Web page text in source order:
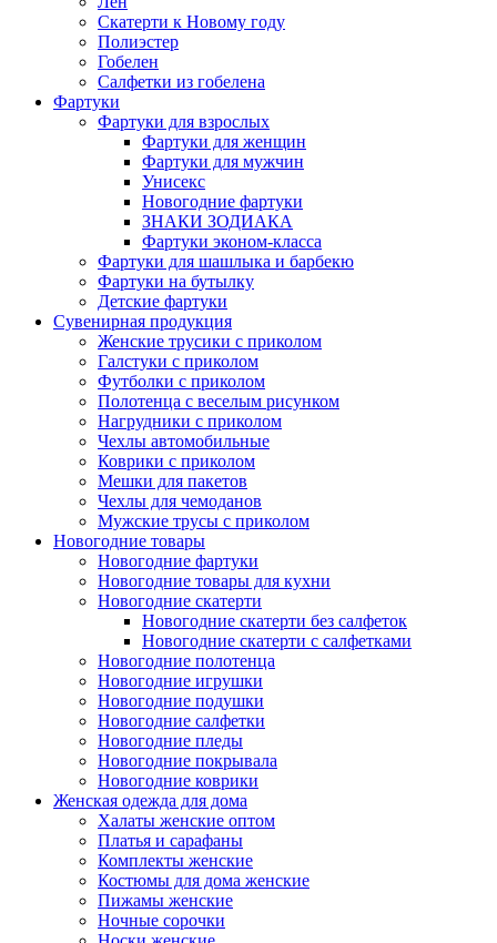
Скатерти к Новому году
Полиэстер
Гобелен
Салфетки из гобелена
Фартуки
Фартуки для взрослых
Фартуки для женщин
Фартуки для мужчин
Унисекс
Новогодние фартуки
ЗНАКИ ЗОДИАКА
Фартуки эконом-класса
Фартуки для шашлыка и барбекю
Фартуки на бутылку
Детские фартуки
Сувенирная продукция
Женские трусики с приколом
Галстуки с приколом
Футболки с приколом
Полотенца с веселым рисунком
Нагрудники с приколом
Чехлы автомобильные
Коврики с приколом
Мешки для пакетов
Чехлы для чемоданов
Мужские трусы с приколом
Новогодние товары
Новогодние фартуки
Новогодние товары для кухни
Новогодние скатерти
Новогодние скатерти без салфеток
Новогодние скатерти с салфетками
Новогодние полотенца
Новогодние игрушки
Новогодние подушки
Новогодние салфетки
Новогодние пледы
Новогодние покрывала
Новогодние коврики
Женская одежда для дома
Халаты женские оптом
Платья и сарафаны
Комплекты женские
Костюмы для дома женские
Пижамы женские
Ночные сорочки